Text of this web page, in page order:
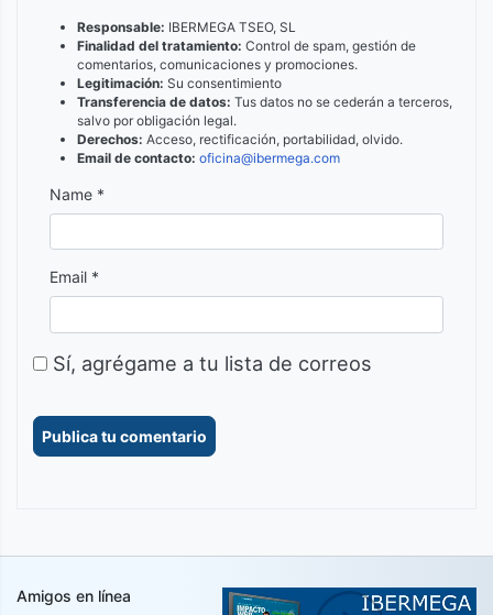
Responsable: IBERMEGA TSEO, SL
Finalidad del tratamiento: Control de spam, gestión de
comentarios, comunicaciones y promociones.
Legitimación: Su consentimiento
Transferencia de datos: Tus datos no se cederán a terceros,
salvo por obligación legal.
Derechos: Acceso, rectificación, portabilidad, olvido.
Email de contacto: oficina@ibermega.com
Name *
Email *
Sí, agrégame a tu lista de correos
Amigos en línea